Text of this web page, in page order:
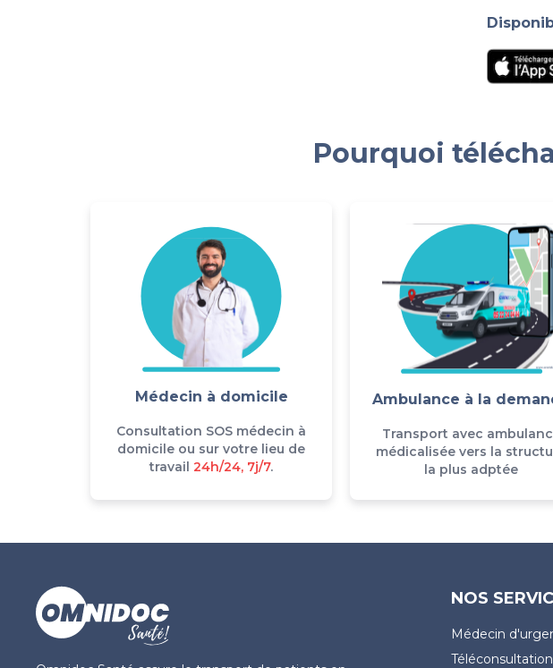
Pourquoi
Médecin à domicile
Consultation SOS médecin à
domicile ou sur votre lieu de
travail 24h/24, 7j/7.
Ambulance à la
Transport avec
médicalisée vers la
la plus adptée
NOS
Médecin
Téléconsultation